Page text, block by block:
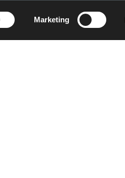
Marketing